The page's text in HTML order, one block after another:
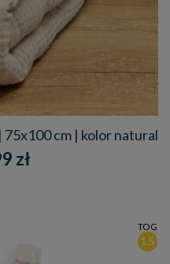
75x100 cm | kolor natural
zł
TOG
1.5